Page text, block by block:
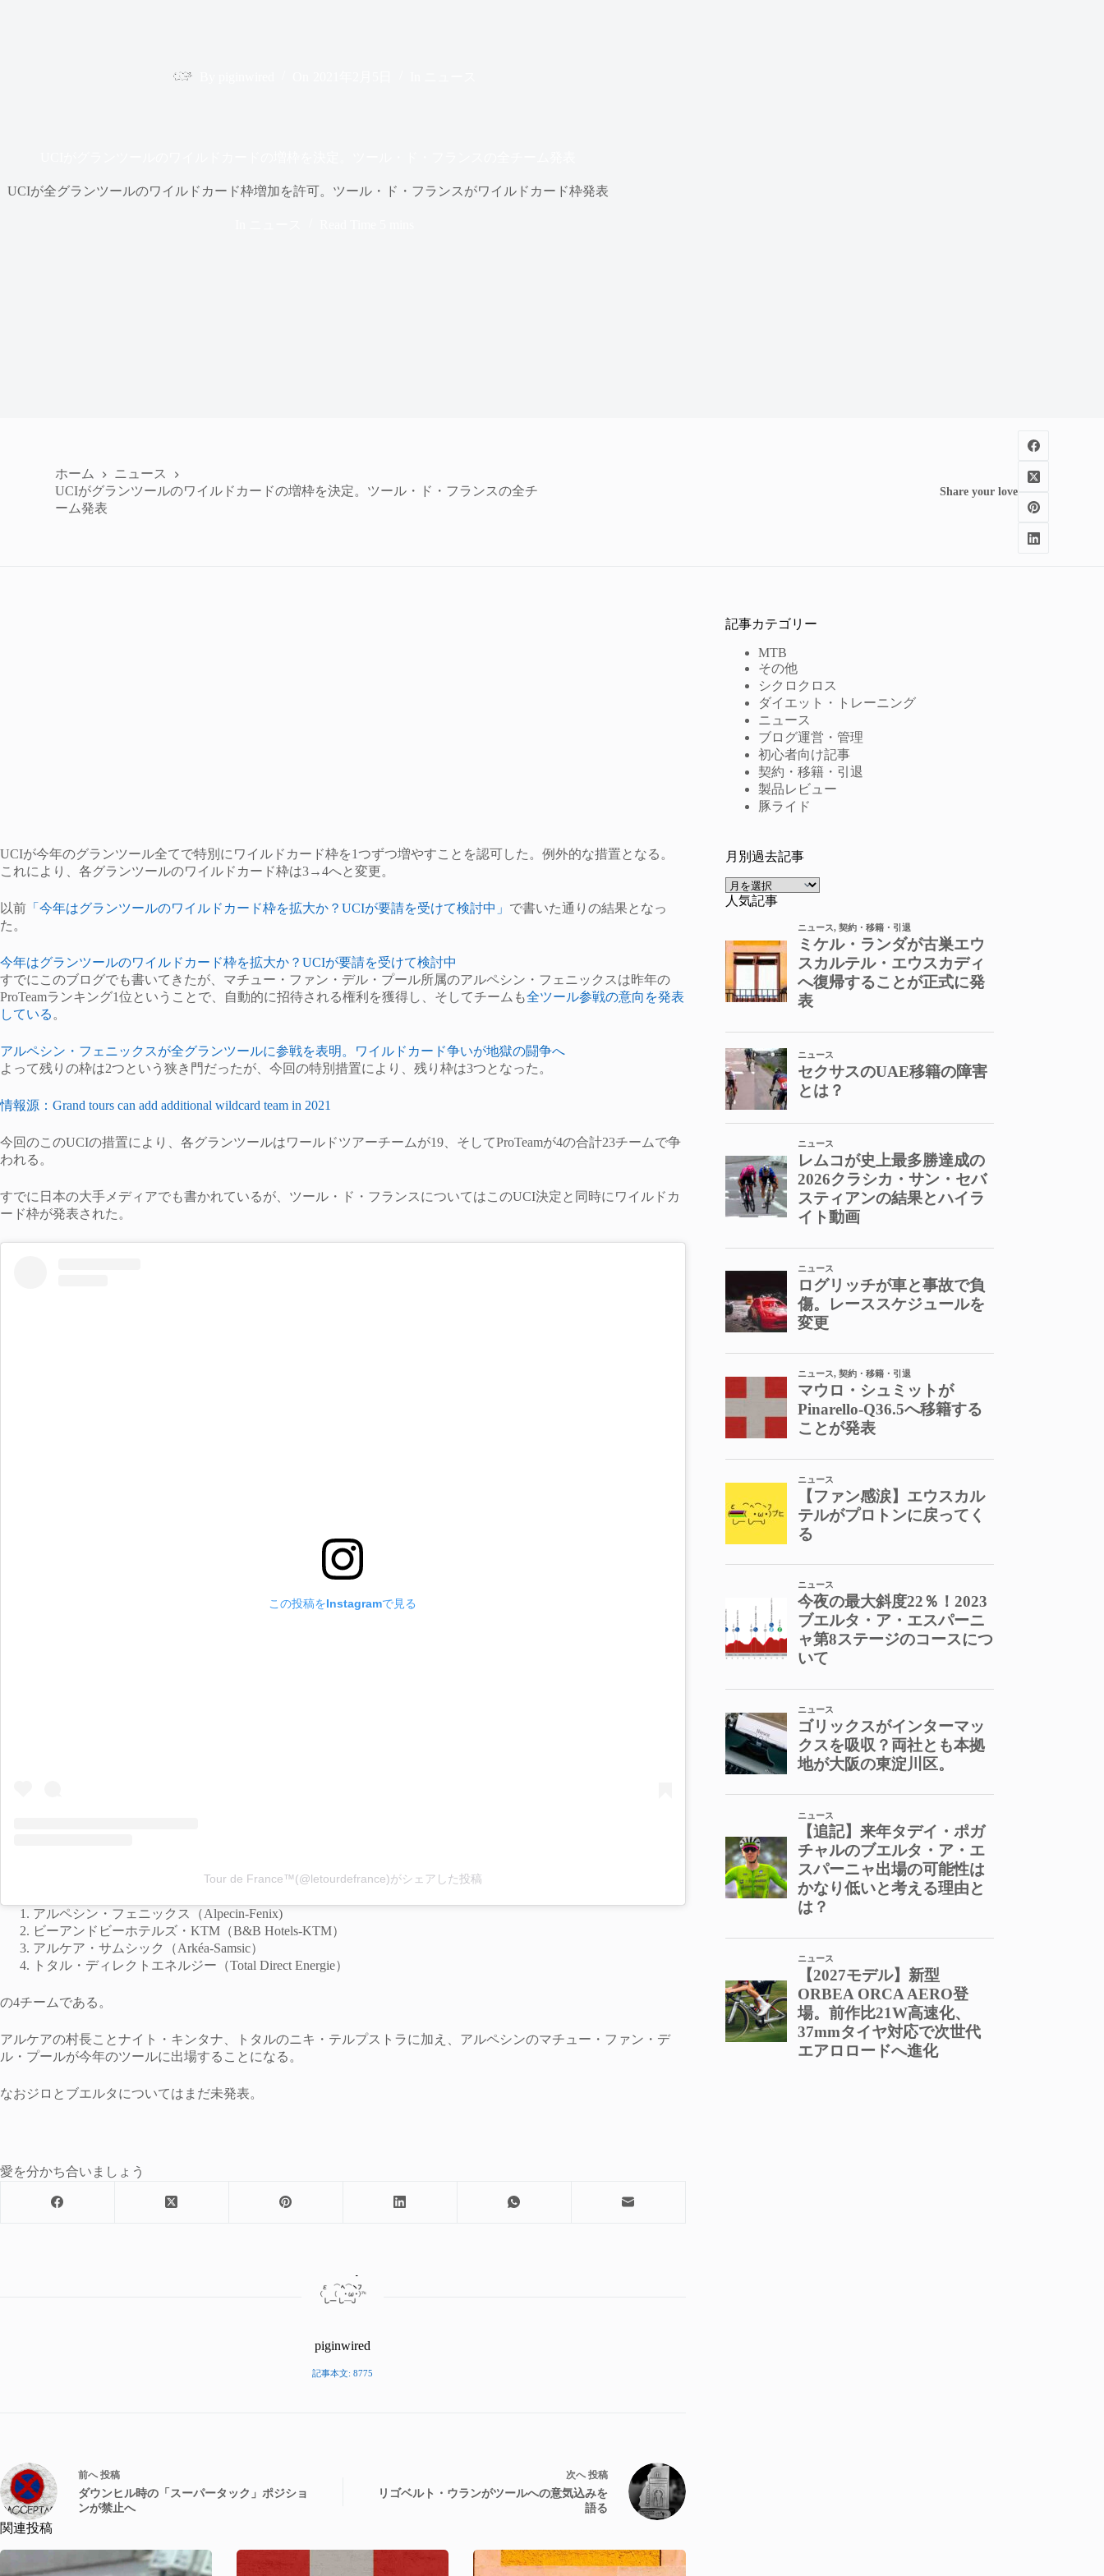
UCIが全グランツールのワイルドカード枠増加を許可。ツール・ド・フランスがワイルドカード枠発表
ホーム
ニュース
UCIがグランツールのワイルドカードの増枠を決定。ツール・ド・フランスの全チ
ーム発表
Share your love
UCIが今年のグランツール全てで特別にワイルドカード枠を1つずつ増やすことを認可した。例外的な措置となる。
これにより、各グランツールのワイルドカード枠は3→4へと変更。
以前 「今年はグランツールのワイルドカード枠を拡大か？UCIが要請を受けて検討中」 で書いた通りの結果となっ
た。
今年はグランツールのワイルドカード枠を拡大か？UCIが要請を受けて検討中
すでにこのブログでも書いてきたが、マチュー・ファン・デル・プール所属のアルペシン・フェニックスは昨年の
ProTeamランキング1位ということで、自動的に招待される権利を獲得し、そしてチームも全ツール参戦の意向を発表
している 。
アルペシン・フェニックスが全グランツールに参戦を表明。ワイルドカード争いが地獄の闘争へ
よって残りの枠は2つという狭き門だったが、今回の特別措置により、残り枠は3つとなった。
情報源：Grand tours can add additional wildcard team in 2021
今回のこのUCIの措置により、各グランツールはワールドツアーチームが19、そしてProTeamが4の合計23チームで争
われる。
すでに日本の大手メディアでも書かれているが、ツール・ド・フランスについてはこのUCI決定と同時にワイルドカ
ード枠が発表された。
この投稿をInstagramで見る
Tour de France™(@letourdefrance)がシェアした投稿
アルペシン・フェニックス（Alpecin-Fenix)
ビーアンドビーホテルズ・KTM（B&B Hotels-KTM）
アルケア・サムシック（Arkéa-Samsic）
トタル・ディレクトエネルジー（Total Direct Energie）
の4チームである。
アルケアの村長ことナイト・キンタナ、トタルのニキ・テルプストラに加え、アルペシンのマチュー・ファン・デ
ル・プールが今年のツールに出場することになる。
なおジロとブエルタについてはまだ未発表。
愛を分かち合いましょう
piginwired
記事本文: 8775
前へ投稿
ダウンヒル時の「スーパータック」ポジショ
ンが禁止へ
次へ投稿
リゴベルト・ウランがツールへの意気込みを
語る
関連投稿
記事カテゴリー
MTB
その他
シクロクロス
ダイエット・トレーニング
ニュース
ブログ運営・管理
初心者向け記事
契約・移籍・引退
製品レビュー
豚ライド
月別過去記事
ア
ー
ブ
人気記事